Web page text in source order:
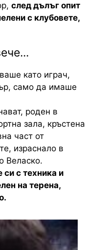
след дълъг опит
с клубовете,
като играч,
само да имаше
роден в
зала, кръстена
част от
израснало в
Веласко.
с техника и
на терена,